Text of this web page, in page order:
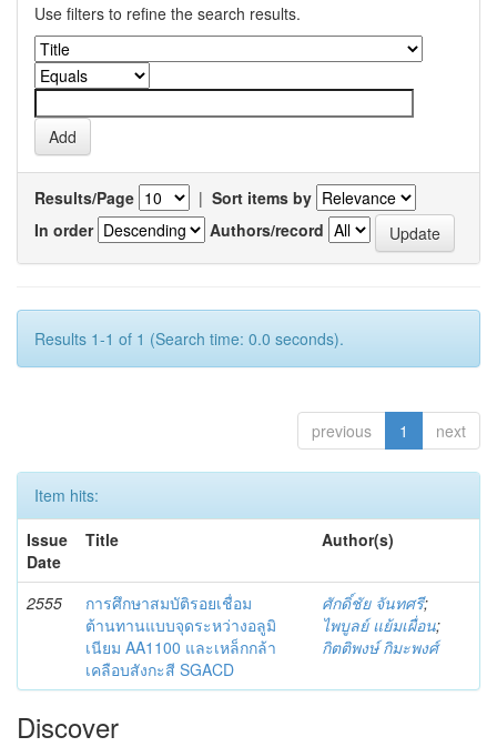
Use filters to refine the search results.
Results/Page | Sort items by
In order
Authors/record
Results 1-1 of 1 (Search time: 0.0 seconds).
previous 1 next
Item hits:
Issue
Date
Title Author(s)
2555
การศึกษาสมบัติรอยเชื่อม
ต้านทานแบบจุดระหว่างอลูมิ
เนียม AA1100 และเหล็กกล้า
เคลือบสังกะสี SGACD
ศักดิ์ชัย จันทศรี;
ไพบูลย์ แย้มเผื่อน;
กิตติพงษ์ กิมะพงศ์
Discover